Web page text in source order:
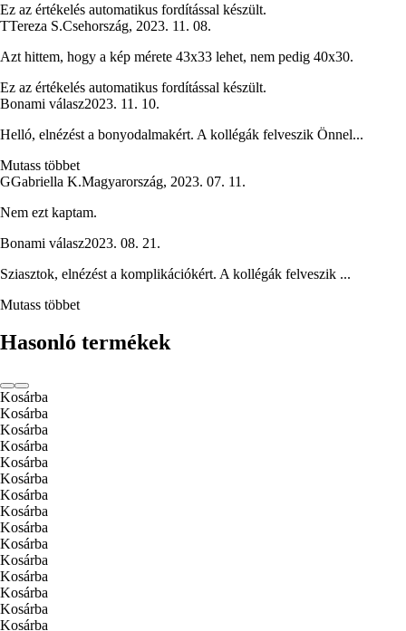
Ez az értékelés automatikus fordítással készült.
TTereza S.Csehország, 2023. 11. 08.
Azt hittem, hogy a kép mérete 43x33 lehet, nem pedig 40x30.
Ez az értékelés automatikus fordítással készült.
Bonami válasz2023. 11. 10.
Helló, elnézést a bonyodalmakért. A kollégák felveszik Önnel...
Mutass többet
GGabriella K.Magyarország, 2023. 07. 11.
Nem ezt kaptam.
Bonami válasz2023. 08. 21.
Sziasztok, elnézést a komplikációkért. A kollégák felveszik ...
Mutass többet
Hasonló termékek
Kosárba
Kosárba
Kosárba
Kosárba
Kosárba
Kosárba
Kosárba
Kosárba
Kosárba
Kosárba
Kosárba
Kosárba
Kosárba
Kosárba
Kosárba